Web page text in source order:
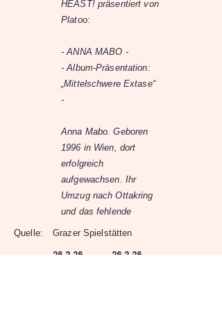
HEAST! präsentiert von
Platoo:
- ANNA MABO -
- Album-Präsentation:
„Mittelschwere Extase“
-
Anna Mabo. Geboren
1996 in Wien, dort
erfolgreich
aufgewachsen. Ihr
Umzug nach Ottakring
und das fehlende
Quelle: Grazer Spielstätten
26.2.26 26.2.26